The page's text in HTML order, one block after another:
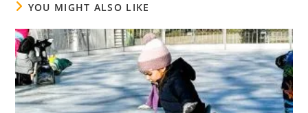
YOU MIGHT ALSO LIKE